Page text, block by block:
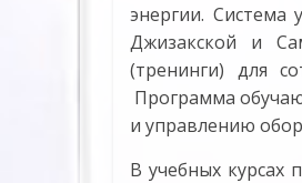
энергии. Система
Джизакской и
(тренинги) для
Программа
и управлению
В учебных курсах